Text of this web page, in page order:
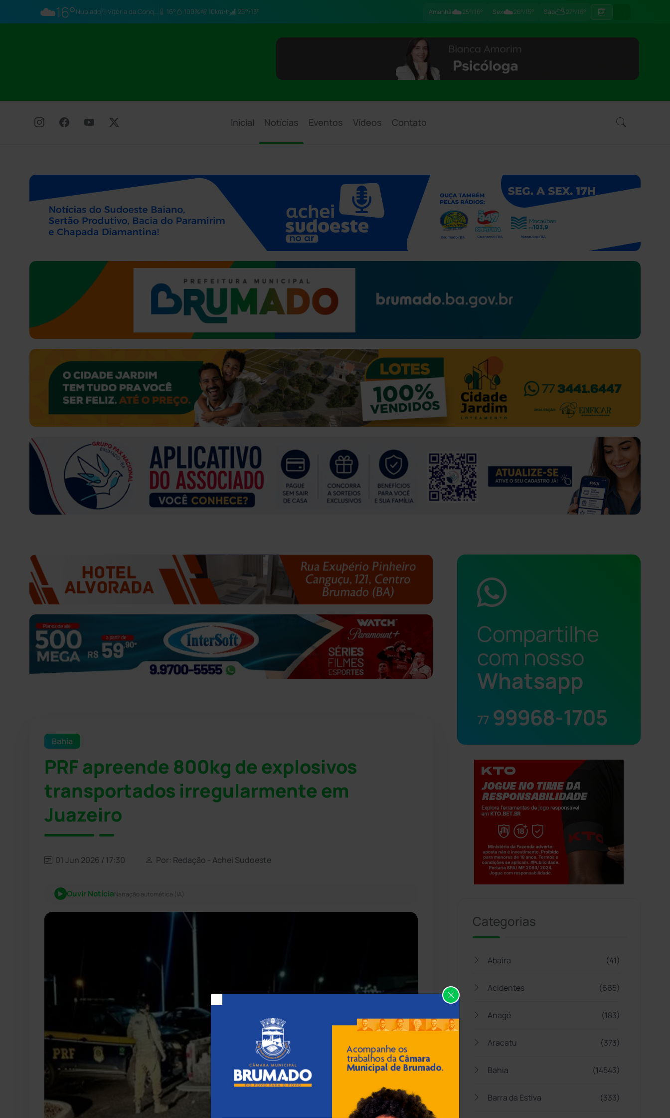
☁️16°Nublado Vitória da Conq… 16° 100% 10km/h 25°/13° Amanhã☁️25°/16° Sex☁️26°/15° Sáb⛅27°/16°
Inicial Notícias Eventos Vídeos Contato
Bahia
PRF apreende 800kg de explosivos
transportados irregularmente em
Juazeiro
01 Jun 2026 / 17:30 Por: Redação - Achei Sudoeste
Ouvir NotíciaNarração automática (IA)
Compartilhe
com nosso
Whatsapp
77 99968-1705
Categorias
Abaíra (41)
Acidentes (665)
Anagé (183)
Aracatu (373)
Bahia (14543)
Barra da Estiva (333)